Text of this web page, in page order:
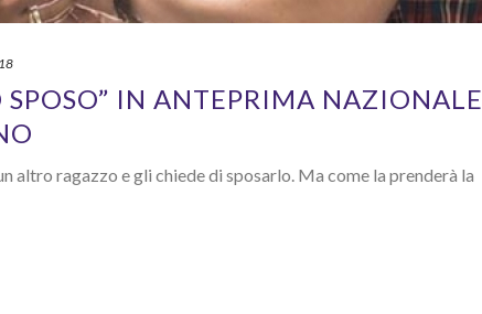
SPOSO” IN ANTEPRIMA NAZIONALE
altro ragazzo e gli chiede di sposarlo. Ma come la prenderà la